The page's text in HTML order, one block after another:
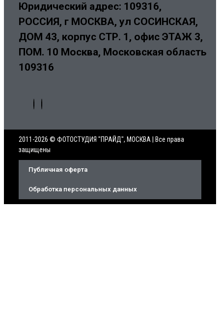
Юридический адрес: 109316,
РОССИЯ, г МОСКВА, ул СОСИНСКАЯ,
ДОМ 43, корпус СТР. 1, офис ЭТАЖ 3,
ПОМ. 10 Москва, Московская область
109316
2011-2026 © ФОТОСТУДИЯ "ПРАЙД", МОСКВА | Все права
защищены
Публичная оферта
Обработка персональных данных